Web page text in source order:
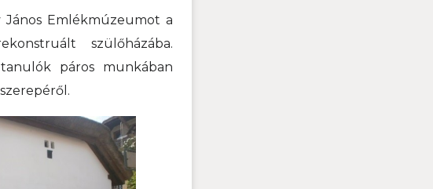
Emlékmúzeumot a
szülőházába.
páros munkában